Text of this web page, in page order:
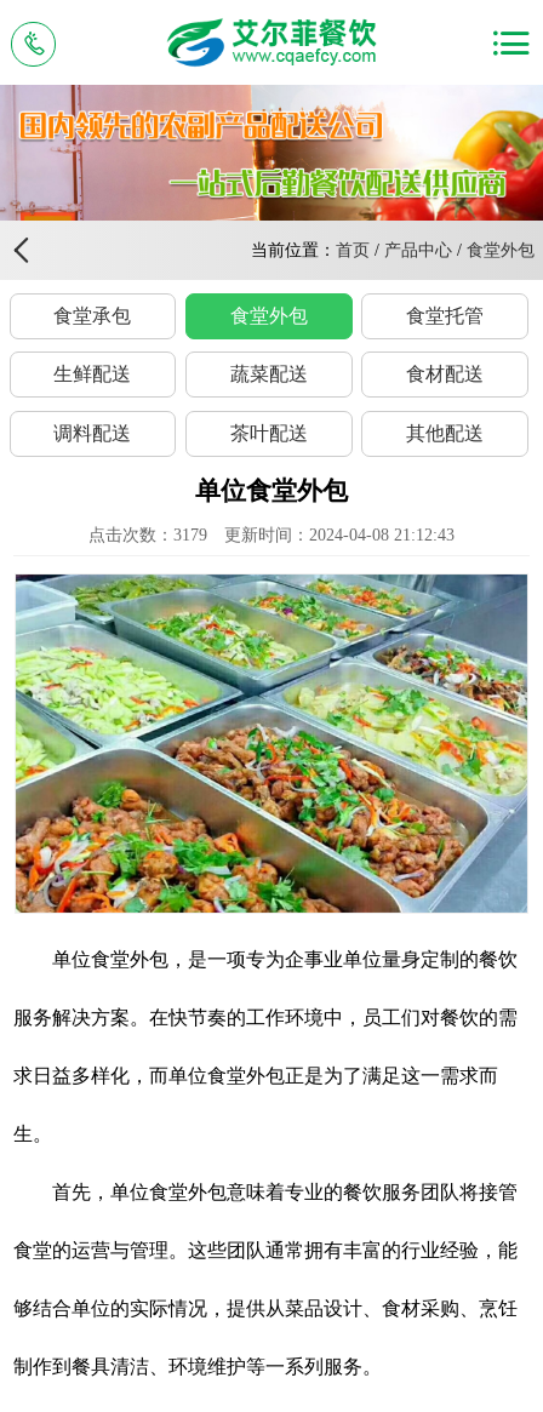
当前位置： 首页 / 产品中心 / 食堂外包
食堂承包 食堂外包 食堂托管
生鲜配送 蔬菜配送 食材配送
调料配送 茶叶配送 其他配送
单位食堂外包
点击次数： 3179 更新时间：2024-04-08 21:12:43
单位食堂外包，是一项专为企事业单位量身定制的餐饮
服务解决方案。在快节奏的工作环境中，员工们对餐饮的需
求日益多样化，而单位食堂外包正是为了满足这一需求而
生。
首先，单位食堂外包意味着专业的餐饮服务团队将接管
食堂的运营与管理。这些团队通常拥有丰富的行业经验，能
够结合单位的实际情况，提供从菜品设计、食材采购、烹饪
制作到餐具清洁、环境维护等一系列服务。